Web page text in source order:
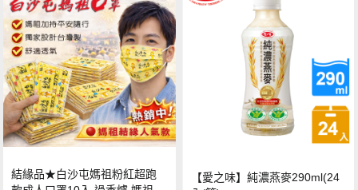
結緣品★白沙屯媽祖粉紅超跑
【愛之味】純濃燕麥290ml(24